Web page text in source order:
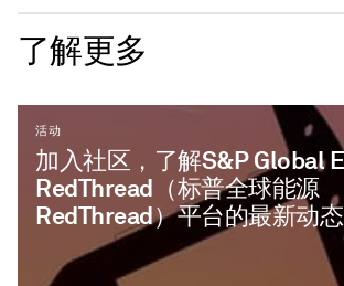
了解更多
活动
加入社区，了解S&P Global
RedThread（标普全球能源
RedThread）平台的最新动